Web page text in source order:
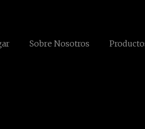
Sobre Nosotros